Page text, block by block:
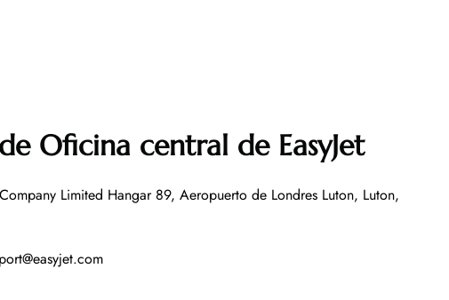
Oficina central de EasyJet
Limited Hangar 89, Aeropuerto de Londres Luton, Luton,